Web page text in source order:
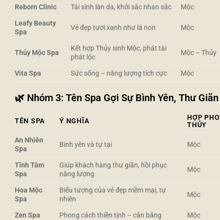
Reborn Clinic Tái sinh làn da, khởi sắc nhan sắc
Mộc
Leafy Beauty
Spa
Vẻ đẹp tươi xanh như lá non Mộc
Thủy Mộc Spa
Kết hợp Thủy sinh Mộc, phát tài
phát lộc
Mộc – Thủy
Vita Spa Sức sống – năng lượng tích cực Mộc
🌿 Nhóm 3: Tên Spa Gợi Sự Bình Yên, Thư Giãn
TÊN SPA Ý NGHĨA
HỢP
THỦY
An Nhiên
Spa
Bình yên và tự tại Mộc
Tĩnh Tâm
Spa
Giúp khách hàng thư giãn, hồi phục
năng lượng
Mộc
Hoa Mộc
Spa
Biểu tượng của vẻ đẹp mềm mại, tự
nhiên
Mộc
Zen Spa Phong cách thiền tịnh – cân bằng Mộc